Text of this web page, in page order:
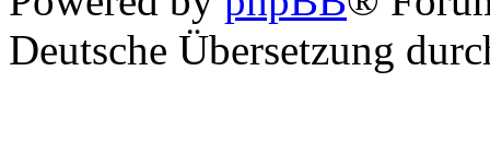
Deutsche Übersetzung